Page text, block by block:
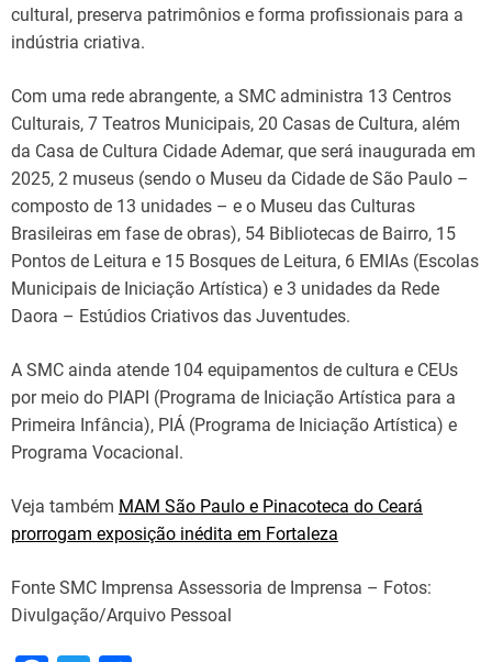
cultural, preserva patrimônios e forma profissionais para a
indústria criativa.
Com uma rede abrangente, a SMC administra 13 Centros
Culturais, 7 Teatros Municipais, 20 Casas de Cultura, além
da Casa de Cultura Cidade Ademar, que será inaugurada em
2025, 2 museus (sendo o Museu da Cidade de São Paulo –
composto de 13 unidades – e o Museu das Culturas
Brasileiras em fase de obras), 54 Bibliotecas de Bairro, 15
Pontos de Leitura e 15 Bosques de Leitura, 6 EMIAs (Escolas
Municipais de Iniciação Artística) e 3 unidades da Rede
Daora – Estúdios Criativos das Juventudes.
A SMC ainda atende 104 equipamentos de cultura e CEUs
por meio do PIAPI (Programa de Iniciação Artística para a
Primeira Infância), PIÁ (Programa de Iniciação Artística) e
Programa Vocacional.
Veja também MAM São Paulo e Pinacoteca do Ceará
prorrogam exposição inédita em Fortaleza
Fonte SMC Imprensa Assessoria de Imprensa – Fotos:
Divulgação/Arquivo Pessoal